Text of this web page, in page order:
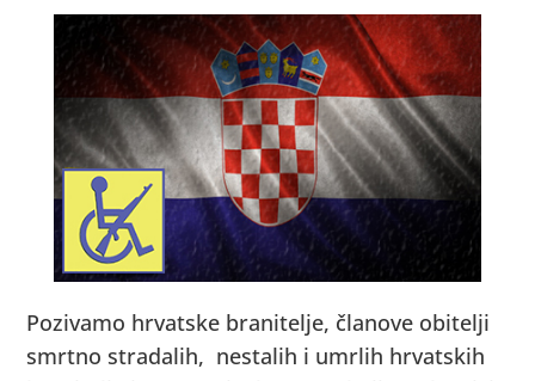
Pozivamo hrvatske branitelje, članove obitelji
smrtno stradalih, nestalih i umrlih hrvatskih